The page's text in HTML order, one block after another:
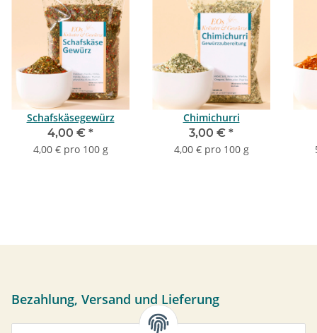
Schafskäsegewürz
4,00 € *
4,00 € pro 100 g
Chimichurri
3,00 € *
4,00 € pro 100 g
Bezahlung, Versand und Lieferung
Sie können per Vorkasse, PayPal oder bei Abholung bar